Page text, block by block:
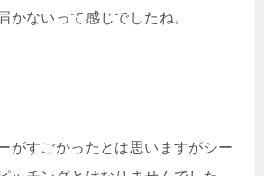
かないって感じでしたね。
がすごかったとは思いますがシー